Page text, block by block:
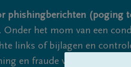
phishingberichten (poging
Onder het mom van een
links of bijlagen en
en fraude vallen echter